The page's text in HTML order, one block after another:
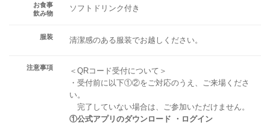
お食事
飲み物
ソフトドリンク付き
服装 清潔感のある服装でお越しください。
注意事項
＜QRコード受付について＞
・受付前に以下①②をご対応のうえ、ご来場くださ
い。
完了していない場合は、ご参加いただけません。
①公式アプリのダウンロード ・ログイン